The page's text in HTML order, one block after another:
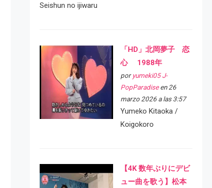
Seishun no ijiwaru
「HD」北岡夢子 恋
心 1988年
por yumeki05 J-
PopParadiseen 26
marzo 2026 a las 3:57
Yumeko Kitaoka /
Koigokoro
【4K 数年ぶりにデビ
ュー曲を歌う】松本